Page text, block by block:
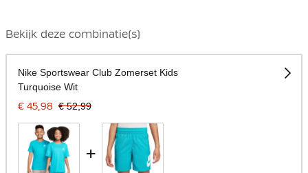
Bekijk deze combinatie(s)
Nike Sportswear Club Zomerset Kids
Turquoise Wit
€ 45,98 € 52,99
+